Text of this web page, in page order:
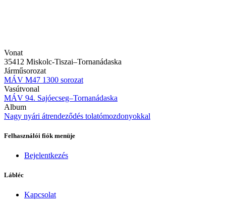
Vonat
35412 Miskolc-Tiszai–Tornanádaska
Járműsorozat
MÁV M47 1300 sorozat
Vasútvonal
MÁV 94. Sajóecseg–Tornanádaska
Album
Nagy nyári átrendeződés tolatómozdonyokkal
Felhasználói fiók menüje
Bejelentkezés
Lábléc
Kapcsolat